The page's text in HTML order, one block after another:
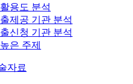
용도 분석
제공 기관 분석
신청 기관 분석
은 주제
자료